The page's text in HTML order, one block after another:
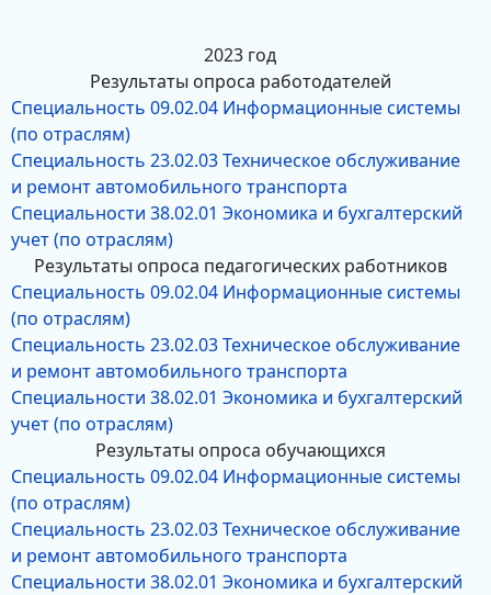
2023 год
Результаты опроса работодателей
Специальность 09.02.04 Информационные системы
(по отраслям)
Специальность 23.02.03 Техническое обслуживание
и ремонт автомобильного транспорта
Специальности 38.02.01 Экономика и бухгалтерский
учет (по отраслям)
Результаты опроса педагогических работников
Специальность 09.02.04 Информационные системы
(по отраслям)
Специальность 23.02.03 Техническое обслуживание
и ремонт автомобильного транспорта
Специальности 38.02.01 Экономика и бухгалтерский
учет (по отраслям)
Результаты опроса обучающихся
Специальность 09.02.04 Информационные системы
(по отраслям)
Специальность 23.02.03 Техническое обслуживание
и ремонт автомобильного транспорта
Специальности 38.02.01 Экономика и бухгалтерский